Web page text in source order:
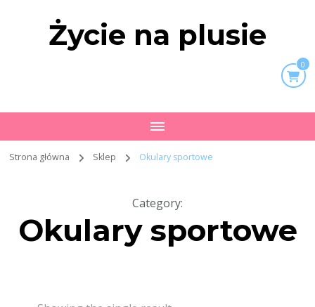
Życie na plusie
0
Strona główna Sklep Okulary sportowe
Category:
Okulary sportowe